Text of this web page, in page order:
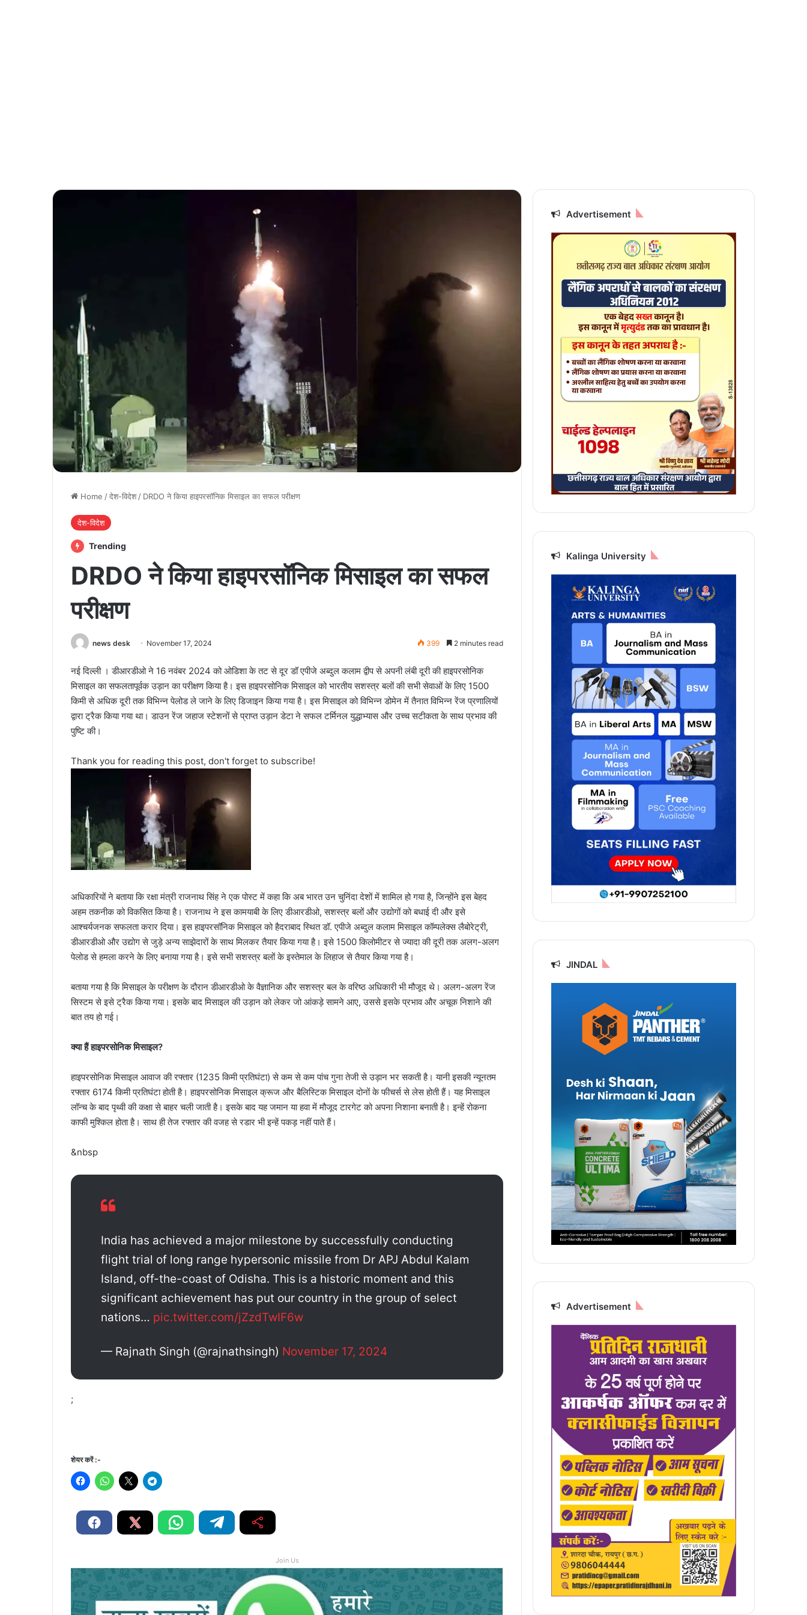
Home /देश-विदेश / DRDO ने किया हाइपरसॉनिक मिसाइल का सफल परीक्षण
देश-विदेश
Trending
DRDO ने किया हाइपरसॉनिक मिसाइल का सफल
परीक्षण
news desk November 17, 2024 399 2 minutes read
नई दिल्ली । डीआरडीओ ने 16 नवंबर 2024 को ओडिशा के तट से दूर डॉ एपीजे अब्दुल कलाम द्वीप से अपनी लंबी दूरी की हाइपरसोनिक
मिसाइल का सफलतापूर्वक उड़ान का परीक्षण किया है। इस हाइपरसोनिक मिसाइल को भारतीय सशस्त्र बलों की सभी सेवाओं के लिए 1500
किमी से अधिक दूरी तक विभिन्न पेलोड ले जाने के लिए डिजाइन किया गया है। इस मिसाइल को विभिन्न डोमेन में तैनात विभिन्न रेंज प्रणालियों
द्वारा ट्रैक किया गया था। डाउन रेंज जहाज स्टेशनों से प्राप्त उड़ान डेटा ने सफल टर्मिनल युद्धाभ्यास और उच्च सटीकता के साथ प्रभाव की
पुष्टि की।
Thank you for reading this post, don't forget to subscribe!
अधिकारियों ने बताया कि रक्षा मंत्री राजनाथ सिंह ने एक पोस्ट में कहा कि अब भारत उन चुनिंदा देशों में शामिल हो गया है, जिन्होंने इस बेहद
अहम तकनीक को विकसित किया है। राजनाथ ने इस कामयाबी के लिए डीआरडीओ, सशस्त्र बलों और उद्योगों को बधाई दी और इसे
आश्चर्यजनक सफलता करार दिया। इस हाइपरसॉनिक मिसाइल को हैदराबाद स्थित डॉ. एपीजे अब्दुल कलाम मिसाइल कॉम्पलेक्स लैबोरेट्री,
डीआरडीओ और उद्योग से जुड़े अन्य साझेदारों के साथ मिलकर तैयार किया गया है। इसे 1500 किलोमीटर से ज्यादा की दूरी तक अलग-अलग
पेलोड से हमला करने के लिए बनाया गया है। इसे सभी सशस्त्र बलों के इस्तेमाल के लिहाज से तैयार किया गया है।
बताया गया है कि मिसाइल के परीक्षण के दौरान डीआरडीओ के वैज्ञानिक और सशस्त्र बल के वरिष्ठ अधिकारी भी मौजूद थे। अलग-अलग रेंज
सिस्टम से इसे ट्रैक किया गया। इसके बाद मिसाइल की उड़ान को लेकर जो आंकड़े सामने आए, उससे इसके प्रभाव और अचूक निशाने की
बात तय हो गई।
क्या हैं हाइपरसोनिक मिसाइल?
हाइपरसोनिक मिसाइल आवाज की रफ्तार (1235 किमी प्रतिघंटा) से कम से कम पांच गुना तेजी से उड़ान भर सकती है। यानी इसकी न्यूनतम
रफ्तार 6174 किमी प्रतिघंटा होती है। हाइपरसोनिक मिसाइल क्रूज और बैलिस्टिक मिसाइल दोनों के फीचर्स से लेस होती हैं। यह मिसाइल
लॉन्च के बाद पृथ्वी की कक्षा से बाहर चली जाती है। इसके बाद यह जमान या हवा में मौजूद टारगेट को अपना निशाना बनाती है। इन्हें रोकना
काफी मुश्किल होता है। साथ ही तेज रफ्तार की वजह से रडार भी इन्हें पकड़ नहीं पाते हैं।
&nbsp
India has achieved a major milestone by successfully conducting
flight trial of long range hypersonic missile from Dr APJ Abdul Kalam
Island, off-the-coast of Odisha. This is a historic moment and this
significant achievement has put our country in the group of select
nations… pic.twitter.com/jZzdTwIF6w
— Rajnath Singh (@rajnathsingh) November 17, 2024
;
शेयर करें :-
Join Us
Advertisement
Kalinga University
JINDAL
Advertisement